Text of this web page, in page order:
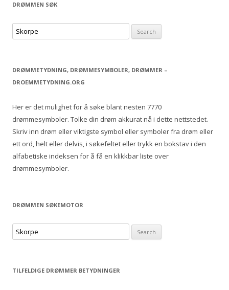
r
:
DRØMMEN SØK
S
e
r
c
f
o
r
DRØMMETYDNING, DRØMMESYMBOLER, DRØMMER –
DROEMMETYDNING.ORG
Her er det mulighet for å søke blant nesten 7770
drømmesymboler. Tolke din drøm akkurat nå i dette nettstedet.
Skriv inn drøm eller viktigste symbol eller symboler fra drøm eller
ett ord, helt eller delvis, i søkefeltet eller trykk en bokstav i den
alfabetiske indeksen for å få en klikkbar liste over
drømmesymboler.
DRØMMEN SØKEMOTOR
S
e
rTILFELDIGE DRØMMER BETYDNINGER